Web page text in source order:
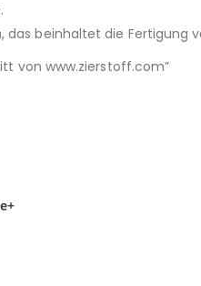
beinhaltet die Fertigung
von www.zierstoff.com”